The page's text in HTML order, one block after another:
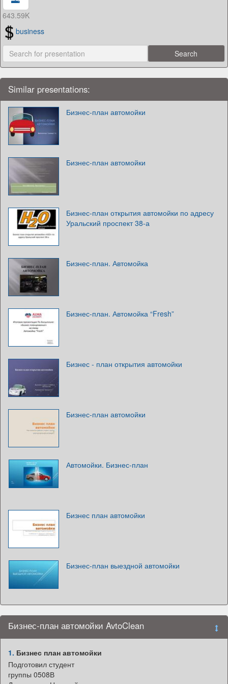
643.59K
business
Similar presentations:
Бизнес-план автомойки
Бизнес-план автомойки
Бизнес-план открытия автомойки по адресу
Уральский проспект 38-а
Бизнес-план. Автомойка
Бизнес-план. Автомойка “Fresh”
Бизнес - план открытия автомойки
Бизнес-план автомойки
Автомойки. Бизнес-план
Бизнес план автомойки
Бизнес-план выездной автомойки
Бизнес-план автомойки AvtoClean
1. Бизнес план автомойки
Подготовил студент
группы 0508В